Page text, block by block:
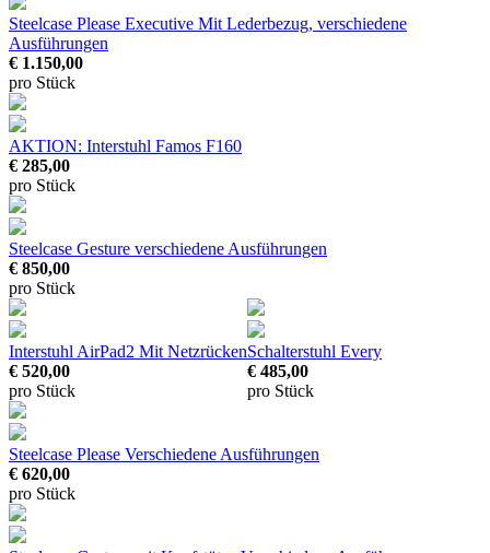
Steelcase Please Executive Mit Lederbezug, verschiedene
Ausführungen
€ 1.150,00
pro Stück
AKTION: Interstuhl Famos F160
€ 285,00
pro Stück
Steelcase Gesture verschiedene Ausführungen
€ 850,00
pro Stück
Interstuhl AirPad2 Mit Netzrücken
€ 520,00
pro Stück
Schalterstuhl Every
€ 485,00
pro Stück
Steelcase Please Verschiedene Ausführungen
€ 620,00
pro Stück